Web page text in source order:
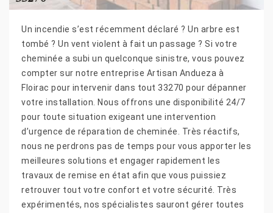
Un incendie s’est récemment déclaré ? Un arbre est
tombé ? Un vent violent à fait un passage ? Si votre
cheminée a subi un quelconque sinistre, vous pouvez
compter sur notre entreprise Artisan Andueza à
Floirac pour intervenir dans tout 33270 pour dépanner
votre installation. Nous offrons une disponibilité 24/7
pour toute situation exigeant une intervention
d’urgence de réparation de cheminée. Très réactifs,
nous ne perdrons pas de temps pour vous apporter les
meilleures solutions et engager rapidement les
travaux de remise en état afin que vous puissiez
retrouver tout votre confort et votre sécurité. Très
expérimentés, nos spécialistes sauront gérer toutes